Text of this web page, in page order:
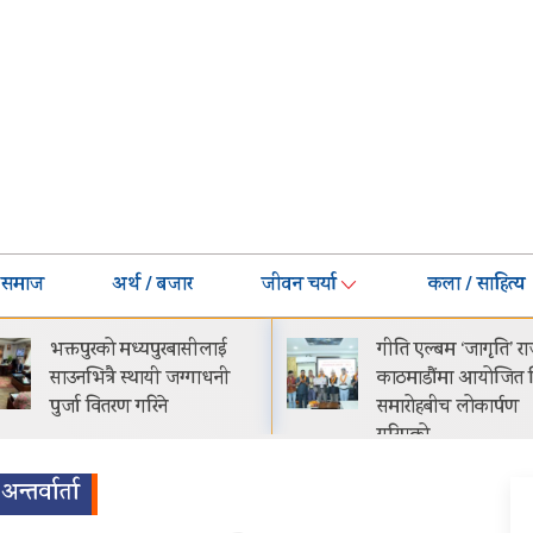
समाज अर्थ / बजार जीवन चर्या कला / साहित्य
गीति एल्बम ‘जागृति’ राजधानी
काठमाडौंमा आयोजित विशेष
समारोहबीच लोकार्पण
नेपालमा प्रोटोन इ.मास ५
सार्वजनिक सुरुवाती
२९.९९ लाख
अन्तर्वार्ता